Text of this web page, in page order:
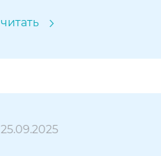
читать
25.09.2025